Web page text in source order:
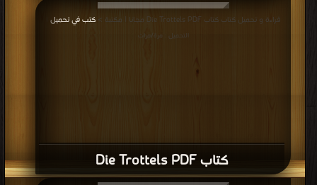
كتاب Die Trottels PDF
قراءة و تحميل كتاب كتاب Die Trottels PDF مجانا | مكتبة > كتب في تحميل
التحميل : مرة/مرات